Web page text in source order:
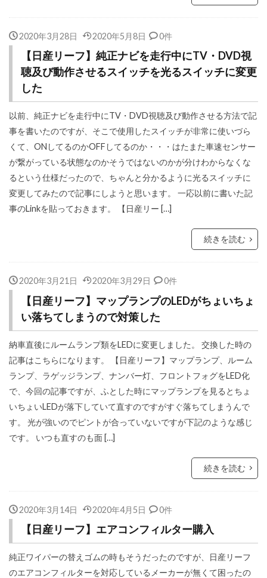
2020年3月28日 2020年5月8日 0件
【日産リーフ】純正ナビを走行中にTV・DVD視
聴及び動作させるスイッチを光るスイッチに変更
した
以前、純正ナビを走行中にTV・DVD視聴及び動作させる方法で記
事を書いたのですが、そこで使用したスイッチが非常に使いづら
くて、ONしてるのかOFFしてるのか・・・はたまた車速センサー
が繋がっている状態なのかそうではないのかが分けわからなくな
るという仕様だったので、ちゃんと分かるように光るスイッチに
変更してみたので記事にしようと思います。 一応以前に書いた記
事のLinkを貼っておきます。 【日産リー […]
続きを読む
2020年3月21日 2020年3月29日 0件
【日産リーフ】マップランプのLEDがちょいちょ
い落ちてしまうので対策した
納車直後にルームランプ類をLEDに変更しました。 交換した時の
記事はこちらになります。 【日産リーフ】マップランプ、ルーム
ランプ、ラゲッジランプ、ナンバー灯、フロントフォグをLED化
で、今回の記事ですが、ふとした時にマップランプを見るとちょ
いちょいLEDが落下していて直すのですがすぐ落ちてしまうんで
す。 光が強いのでピントが合っていないですが下記のような感じ
です。 いつも直すのも面 […]
続きを読む
2020年3月14日 2020年4月5日 0件
【日産リーフ】エアコンフィルター購入
純正ワイパーの替えゴムの時もそうだったのですが、日産リーフ
のエアコンフィルターを対応しているメーカーが無くて困ったの